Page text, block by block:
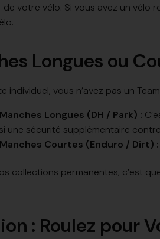
de votre vélo. Si vous avez un vélo
Longues ou
individuel, vous n’avez pas un
Longues (DH / Park) :
une sécurité supplémentaire
Courtes (Enduro / Dirt) :
collections permanentes, c’est
: Roulez pour